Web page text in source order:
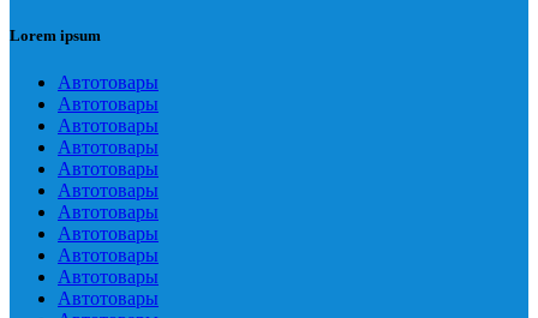
Lorem ipsum
Автотовары
Автотовары
Автотовары
Автотовары
Автотовары
Автотовары
Автотовары
Автотовары
Автотовары
Автотовары
Автотовары